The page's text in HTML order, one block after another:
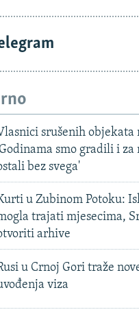
srušenih objekata
smo gradili i
bez svega'
u Zubinom Potoku:
trajati mjesecima,
arhive
u Crnoj Gori traže
viza